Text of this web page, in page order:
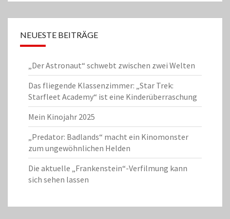
NEUESTE BEITRÄGE
„Der Astronaut“ schwebt zwischen zwei Welten
Das fliegende Klassenzimmer: „Star Trek:
Starfleet Academy“ ist eine Kinderüberraschung
Mein Kinojahr 2025
„Predator: Badlands“ macht ein Kinomonster
zum ungewöhnlichen Helden
Die aktuelle „Frankenstein“-Verfilmung kann
sich sehen lassen